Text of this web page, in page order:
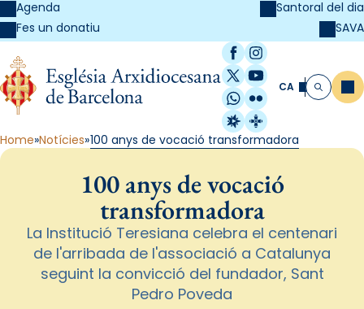
Agenda
Fes un donatiu
Santoral del dia
SAVA
Facebook
Instagram
X / Twitter
YouTube
WhatsApp
Flickr
Radio Estel
Catalunya
CA Cerca
Home Notícies 100 anys de vocació transformadora
100 anys de vocació
transformadora
La Institució Teresiana celebra el centenari
de l'arribada de l'associació a Catalunya
seguint la convicció del fundador, Sant
Pedro Poveda